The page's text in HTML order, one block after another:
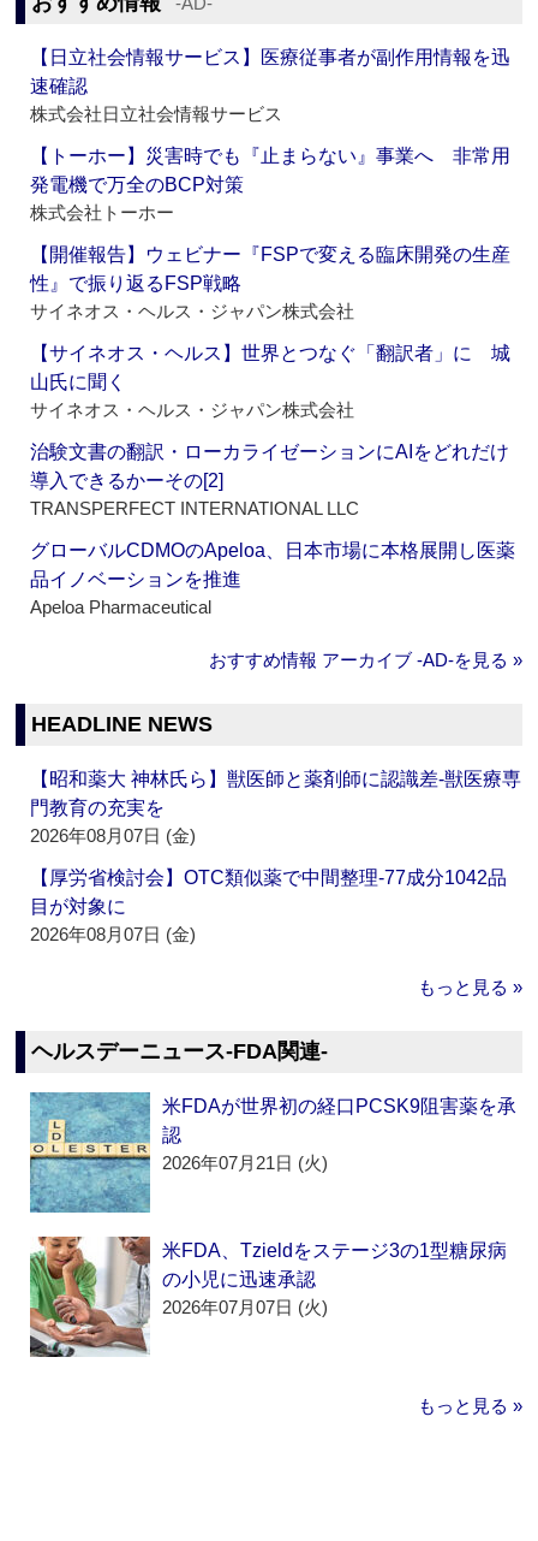
【日立社会情報サービス】医療従事者が副作用情報を迅
速確認
株式会社日立社会情報サービス
【トーホー】災害時でも『止まらない』事業へ 非常用
発電機で万全のBCP対策
株式会社トーホー
【開催報告】ウェビナー『FSPで変える臨床開発の生産
性』で振り返るFSP戦略
サイネオス・ヘルス・ジャパン株式会社
【サイネオス・ヘルス】世界とつなぐ「翻訳者」に 城
山氏に聞く
サイネオス・ヘルス・ジャパン株式会社
治験文書の翻訳・ローカライゼーションにAIをどれだけ
導入できるかーその[2]
TRANSPERFECT INTERNATIONAL LLC
グローバルCDMOのApeloa、日本市場に本格展開し医薬
品イノベーションを推進
Apeloa Pharmaceutical
おすすめ情報 アーカイブ ‐AD‐を見る »
HEADLINE NEWS
【昭和薬大 神林氏ら】獣医師と薬剤師に認識差‐獣医療専
門教育の充実を
2026年08月07日 (金)
【厚労省検討会】OTC類似薬で中間整理‐77成分1042品
目が対象に
2026年08月07日 (金)
もっと見る »
ヘルスデーニュース‐FDA関連‐
米FDAが世界初の経口PCSK9阻害薬を承
認
2026年07月21日 (火)
米FDA、Tzieldをステージ3の1型糖尿病
の小児に迅速承認
2026年07月07日 (火)
もっと見る »